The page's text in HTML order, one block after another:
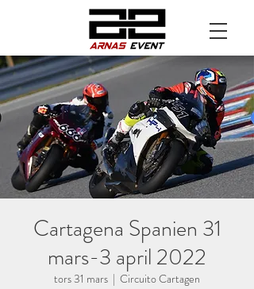
Cartagena Spanien 31
mars-3 april 2022
tors 31 mars
  |
Circuito Cartagen